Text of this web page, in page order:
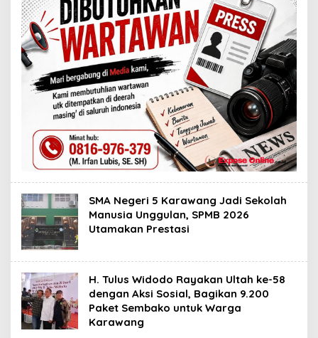
SMA Negeri 5 Karawang Jadi Sekolah
Manusia Unggulan, SPMB 2026
Utamakan Prestasi
H. Tulus Widodo Rayakan Ultah ke-58
dengan Aksi Sosial, Bagikan 9.200
Paket Sembako untuk Warga
Karawang